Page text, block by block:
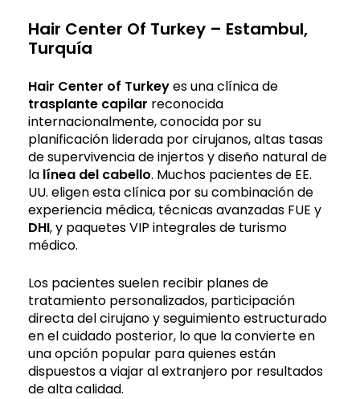
Hair Center Of Turkey – Estambul,
Turquía
Hair Center of Turkeyes una clínica de
trasplante capilar reconocida
internacionalmente, conocida por su
planificación liderada por cirujanos, altas tasas
de supervivencia de injertos y diseño natural de
la línea del cabello. Muchos pacientes de EE.
UU. eligen esta clínica por su combinación de
experiencia médica, técnicas avanzadas FUE y
DHI, y paquetes VIP integrales de turismo
médico.
Los pacientes suelen recibir planes de
tratamiento personalizados, participación
directa del cirujano y seguimiento estructurado
en el cuidado posterior, lo que la convierte en
una opción popular para quienes están
dispuestos a viajar al extranjero por resultados
de alta calidad.